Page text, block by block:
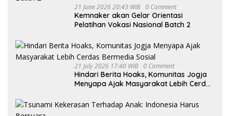
21 June 2026 20:43 WIB 0 Comment
Kemnaker akan Gelar Orientasi
Pelatihan Vokasi Nasional Batch 2
21 July 2026 17:40 WIB 0 Comment
Hindari Berita Hoaks, Komunitas Jogja
Menyapa Ajak Masyarakat Lebih Cerdas